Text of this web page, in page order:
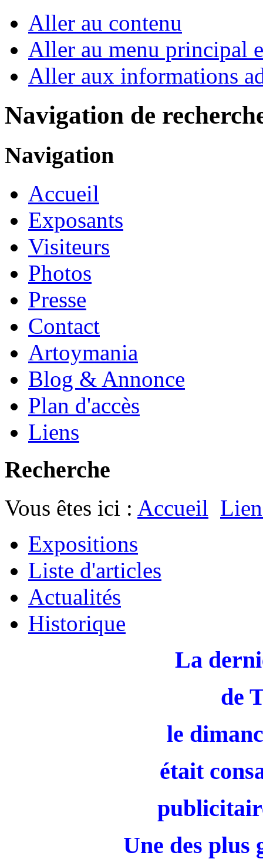
Aller au contenu
Aller au menu principal
Aller aux informations
Navigation de
Navigation
Accueil
Exposants
Visiteurs
Photos
Presse
Contact
Artoymania
Blog & Annonce
Plan d'accès
Liens
Recherche
Vous êtes ici : Accueil
Expositions
Liste d'articles
Actualités
Historique
La
de
le
était
Une des plus